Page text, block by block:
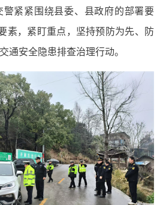
紧紧围绕县委、县政府的部署要
素，紧盯重点，坚持预防为先、防
通安全隐患排查治理行动。